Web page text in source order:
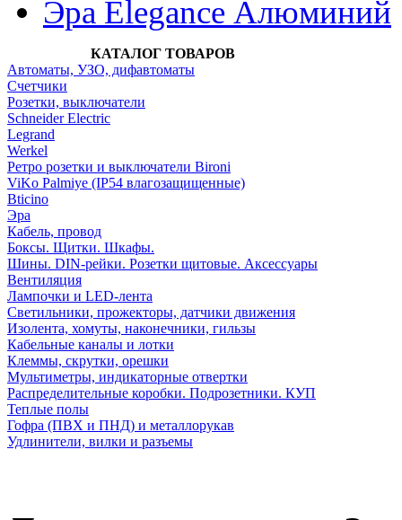
Эра Elegance Алюминий
КАТАЛОГ ТОВАРОВ
Автоматы, УЗО, дифавтоматы
Счетчики
Розетки, выключатели
Schneider Electric
Legrand
Werkel
Ретро розетки и выключатели Bironi
ViKo Palmiye (IP54 влагозащищенные)
Bticino
Эра
Кабель, провод
Боксы. Щитки. Шкафы.
Шины. DIN-рейки. Розетки щитовые. Аксессуары
Вентиляция
Лампочки и LED-лента
Светильники, прожекторы, датчики движения
Изолента, хомуты, наконечники, гильзы
Кабельные каналы и лотки
Клеммы, скрутки, орешки
Мультиметры, индикаторные отвертки
Распределительные коробки. Подрозетники. КУП
Теплые полы
Гофра (ПВХ и ПНД) и металлорукав
Удлинители, вилки и разъемы